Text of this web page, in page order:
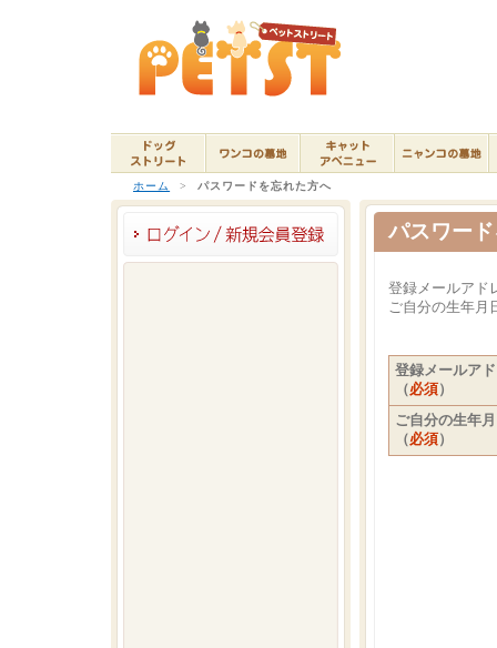
ホーム > パスワードを忘れた方へ
パスワー
登録メールアド
ご自分の生年月
登録メールア
（必須 ）
ご自分の生年
（必須 ）